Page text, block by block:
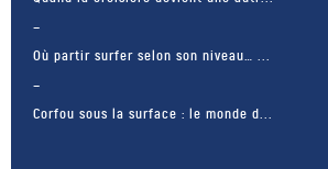
Où partir surfer selon son niveau… ...
Corfou sous la surface : le monde d...